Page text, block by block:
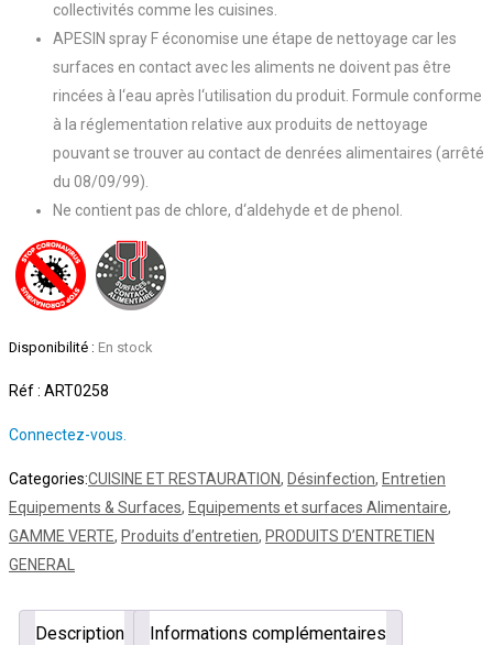
collectivités comme les cuisines.
APESIN spray F économise une étape de nettoyage car les
surfaces en contact avec les aliments ne doivent pas être
rincées à l‘eau après l‘utilisation du produit. Formule conforme
à la réglementation relative aux produits de nettoyage
pouvant se trouver au contact de denrées alimentaires (arrêté
du 08/09/99).
Ne contient pas de chlore, d‘aldehyde et de phenol.
Disponibilité : En stock
Réf : ART0258
Connectez-vous.
Categories:CUISINE ET RESTAURATION, Désinfection, Entretien
Equipements & Surfaces, Equipements et surfaces Alimentaire,
GAMME VERTE, Produits d’entretien, PRODUITS D’ENTRETIEN
GENERAL
Description Informations complémentaires